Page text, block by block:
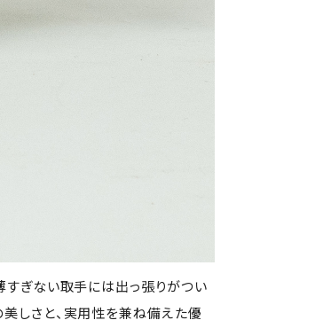
すぎない取手には出っ張りがつい
美しさと、実用性を兼ね備えた優